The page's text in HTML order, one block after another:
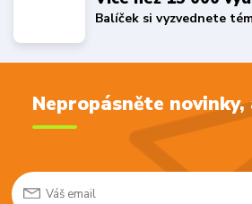
Balíček si vyzvednete
Nepropásněte novinky,